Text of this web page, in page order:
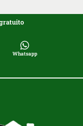
Whatsapp